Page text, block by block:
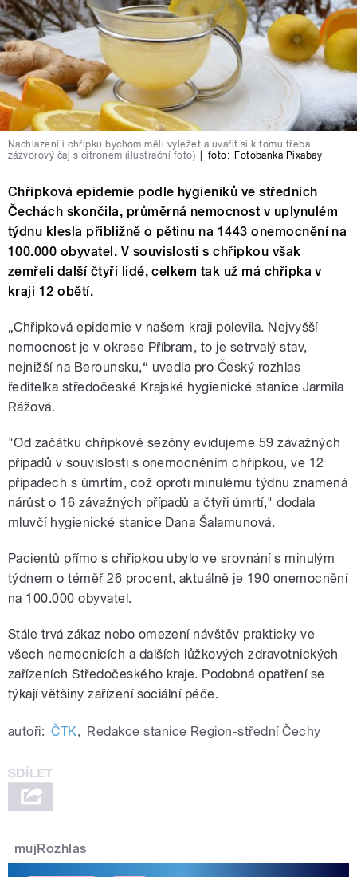
Nachlazení i chřipku bychom měli vyležet a uvařit si k tomu třeba
zázvorový čaj s citronem (ilustrační foto)
foto: Fotobanka Pixabay
Chřipková epidemie podle hygieniků ve středních
Čechách skončila, průměrná nemocnost v uplynulém
týdnu klesla přibližně o pětinu na 1443 onemocnění na
100.000 obyvatel. V souvislosti s chřipkou však
zemřeli další čtyři lidé, celkem tak už má chřipka v
kraji 12 obětí.
„Chřipková epidemie v našem kraji polevila. Nejvyšší
nemocnost je v okrese Příbram, to je setrvalý stav,
nejnižší na Berounsku,“ uvedla pro Český rozhlas
ředitelka středočeské Krajské hygienické stanice Jarmila
Rážová.
"Od začátku chřipkové sezóny evidujeme 59 závažných
případů v souvislosti s onemocněním chřipkou, ve 12
případech s úmrtím, což oproti minulému týdnu znamená
nárůst o 16 závažných případů a čtyři úmrtí," dodala
mluvčí hygienické stanice Dana Šalamunová.
Pacientů přímo s chřipkou ubylo ve srovnání s minulým
týdnem o téměř 26 procent, aktuálně je 190 onemocnění
na 100.000 obyvatel.
Stále trvá zákaz nebo omezení návštěv prakticky ve
všech nemocnicích a dalších lůžkových zdravotnických
zařízeních Středočeského kraje. Podobná opatření se
týkají většiny zařízení sociální péče.
autoři: ČTK, Redakce stanice Region-střední Čechy
mujRozhlas